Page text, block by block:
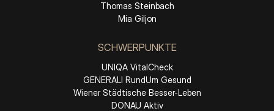
Thomas Steinbach
Mia Giljon
SCHWERPUNKTE
UNIQA VitalCheck
GENERALI RundUm Gesund
Wiener Städtische Besser-Leben
DONAU Aktiv